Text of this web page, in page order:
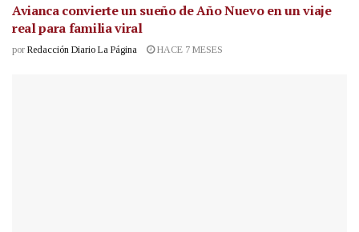
Avianca convierte un sueño de Año Nuevo en un viaje
real para familia viral
por Redacción Diario La Página HACE 7 MESES